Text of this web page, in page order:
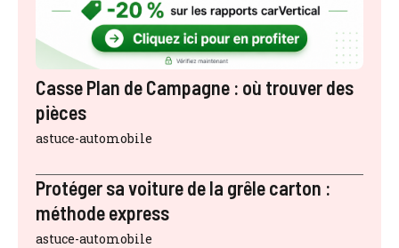
Casse Plan de Campagne : où trouver des
pièces
astuce-automobile
Protéger sa voiture de la grêle carton :
méthode express
astuce-automobile